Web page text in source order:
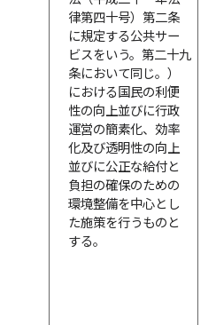
律第四十号）第二条
に規定する公共サー
ビスをいう。第二十九
条において同じ。）
における国民の利便
性の向上並びに行政
運営の簡素化、効率
化及び透明性の向上
並びに公正な給付と
負担の確保のための
環境整備を中心とし
た施策を行うものと
する。